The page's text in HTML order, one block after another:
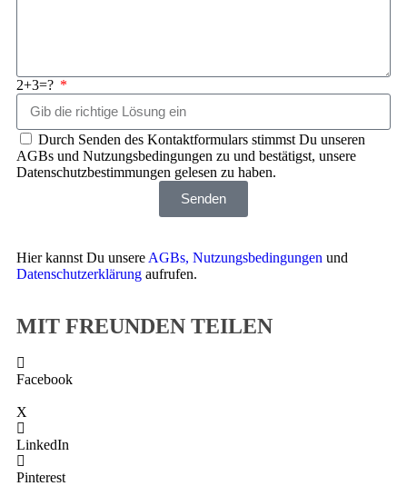
2+3=?
Durch Senden des Kontaktformulars stimmst Du unseren
AGBs und Nutzungsbedingungen zu und bestätigst, unsere
Datenschutzbestimmungen gelesen zu haben.
Senden
Hier kannst Du unsere AGBs, Nutzungsbedingungen und
Datenschutzerklärung aufrufen.
MIT FREUNDEN TEILEN
Facebook
X
LinkedIn
Pinterest